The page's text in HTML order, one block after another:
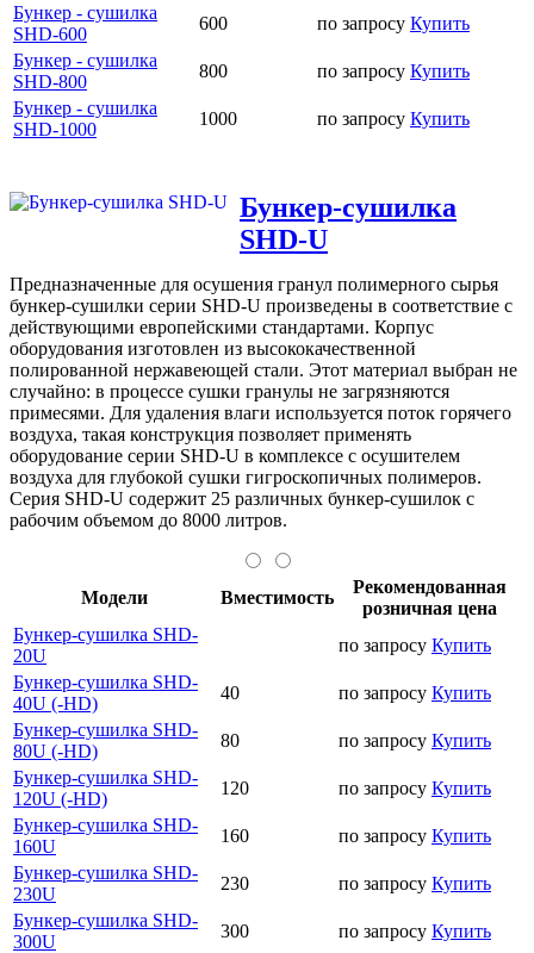
Бункер - сушилка
SHD-600
600 по запросу Купить
Бункер - сушилка
SHD-800
800 по запросу Купить
Бункер - сушилка
SHD-1000
1000 по запросу Купить
Бункер-сушилка
SHD-U
Предназначенные для осушения гранул полимерного сырья
бункер-сушилки серии SHD-U произведены в соответствие с
действующими европейскими стандартами. Корпус
оборудования изготовлен из высококачественной
полированной нержавеющей стали. Этот материал выбран не
случайно: в процессе сушки гранулы не загрязняются
примесями. Для удаления влаги используется поток горячего
воздуха, такая конструкция позволяет применять
оборудование серии SHD-U в комплексе с осушителем
воздуха для глубокой сушки гигроскопичных полимеров.
Серия SHD-U содержит 25 различных бункер-сушилок с
рабочим объемом до 8000 литров.
Модели Вместимость
Рекомендованная
розничная цена
Бункер-сушилка SHD-
20U
по запросу Купить
Бункер-сушилка SHD-
40U (-HD)
40 по запросу Купить
Бункер-сушилка SHD-
80U (-HD)
80 по запросу Купить
Бункер-сушилка SHD-
120U (-HD)
120 по запросу Купить
Бункер-сушилка SHD-
160U
160 по запросу Купить
Бункер-сушилка SHD-
230U
230 по запросу Купить
Бункер-сушилка SHD-
300U
300 по запросу Купить